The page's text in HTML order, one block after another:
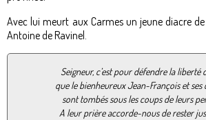
Avec lui meurt aux Carmes un jeune diacre
Antoine de Ravinel.
Seigneur, c’est pour défendre la liberté
que le bienheureux Jean-François et
sont tombés sous les coups de leurs
A leur prière accorde-nous de rester